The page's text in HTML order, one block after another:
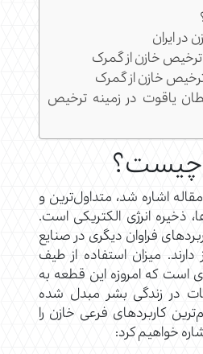
در ایران
خازن از گمرک
خازن از گمرک
یاقوت در زمینه ترخیص
چیست؟
اشاره شد، متداول‌ترین و
ذخیره انرژی الکتریکی است.
فراوان دیگری در صنایع
میزان استفاده از طیف
است که امروزه این قطعه به
در زندگی بشر مبدل شده
کاربردهای فرعی خازن را
خواهیم کرد: